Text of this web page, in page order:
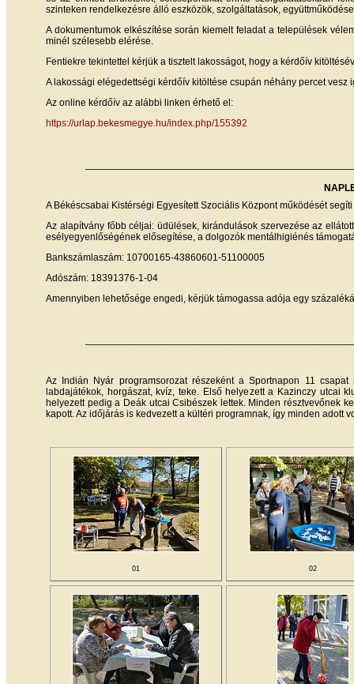
szinteken rendelkezésre álló eszközök, szolgáltatások,
A dokumentumok elkészítése során kiemelt feladat a települések
minél szélesebb elérése.
Fentiekre tekintettel kérjük a tisztelt lakosságot, hogy a kérdőív
A lakossági elégedettségi kérdőív kitöltése csupán néhány percet vesz
Az online kérdőív az alábbi linken érhető el:
https://urlap.bekesmegye.hu/index.php/155392
A Békéscsabai Kistérségi Egyesített Szociális Központ működését
Az alapítvány főbb céljai: üdülések, kirándulások szervezése az
esélyegyenlőségének elősegítése, a dolgozók mentálhigiénés
Bankszámlaszám: 10700165-43860601-51100005
Adószám: 18391376-1-04
Amennyiben lehetősége engedi, kérjük támogassa adója egy
Az Indián Nyár programsorozat részeként a Sportnapon 11
labdajátékok, horgászat, kvíz, teke. Első helyezett a Kazinczy utcai
helyezett pedig a Deák utcai Csibészek lettek. Minden résztvevőnek
kapott. Az időjárás is kedvezett a kültéri programnak, így minden adott
01 02